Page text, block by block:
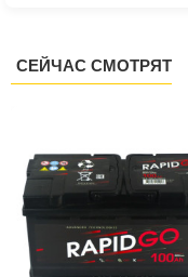
СЕЙЧАС СМОТРЯТ